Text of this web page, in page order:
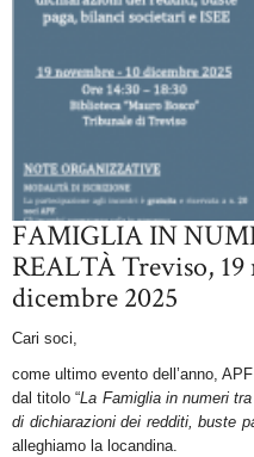
FAMIGLIA IN
REALTÀ Treviso,
dicembre 2025
Cari soci,
come ultimo evento dell’anno,
dal titolo “La Famiglia in numeri
di dichiarazioni dei redditi, buste
alleghiamo la locandina.